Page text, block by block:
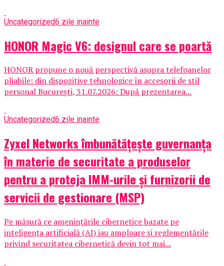
Uncategorized6 zile inainte
HONOR Magic V6: designul care se poartă
HONOR propune o nouă perspectivă asupra telefoanelor
pliabile: din dispozitive tehnologice în accesorii de stil
personal București, 31.07.2026: După prezentarea...
Uncategorized6 zile inainte
Zyxel Networks îmbunătățește guvernanța
în materie de securitate a produselor
pentru a proteja IMM-urile și furnizorii de
servicii de gestionare (MSP)
Pe măsură ce amenințările cibernetice bazate pe
inteligența artificială (AI) iau amploare și reglementările
privind securitatea cibernetică devin tot mai...